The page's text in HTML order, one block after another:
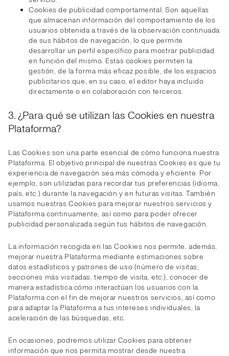
Cookies de publicidad comportamental: Son aquellas
que almacenan información del comportamiento de los
usuarios obtenida a través de la observación continuada
de sus hábitos de navegación, lo que permite
desarrollar un perfil específico para mostrar publicidad
en función del mismo. Estas cookies permiten la
gestión, de la forma más eficaz posible, de los espacios
publicitarios que, en su caso, el editor haya incluido
directamente o en colaboración con terceros.
3. ¿Para qué se utilizan las Cookies en nuestra
Plataforma?
Las Cookies son una parte esencial de cómo funciona nuestra
Plataforma. El objetivo principal de nuestras Cookies es que tu
experiencia de navegación sea más cómoda y eficiente. Por
ejemplo, son utilizadas para recordar tus preferencias (idioma,
país, etc.) durante la navegación y en futuras visitas. También
usamos nuestras Cookies para mejorar nuestros servicios y
Plataforma continuamente, así como para poder ofrecer
publicidad personalizada según tus hábitos de navegación.
La información recogida en las Cookies nos permite, además,
mejorar nuestra Plataforma mediante estimaciones sobre
datos estadísticos y patrones de uso (número de visitas,
secciones más visitadas, tiempo de visita, etc.), conocer de
manera estadística cómo interactúan los usuarios con la
Plataforma con el fin de mejorar nuestros servicios, así como
para adaptar la Plataforma a tus intereses individuales, la
aceleración de las búsquedas, etc.
En ocasiones, podremos utilizar Cookies para obtener
información que nos permita mostrar desde nuestra